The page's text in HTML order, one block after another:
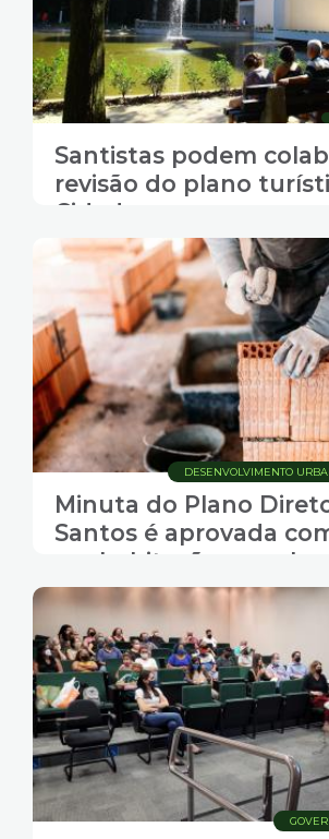
Santistas podem
revisão do plano
Cidade
DESENVOLVIMENTO
Minuta do Plano
Santos é aprovada
em habitação popular